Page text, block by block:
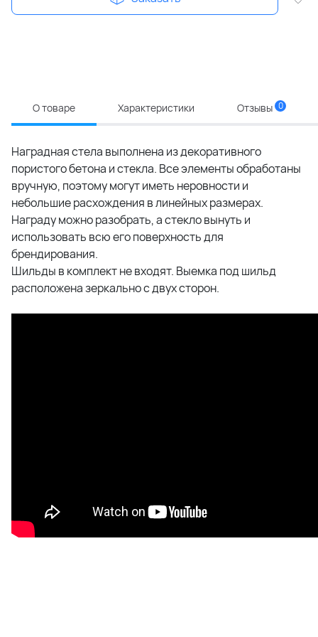
О товаре Характеристики Отзывы 0
Наградная стела выполнена из декоративного
пористого бетона и стекла. Все элементы обработаны
вручную, поэтому могут иметь неровности и
небольшие расхождения в линейных размерах.
Награду можно разобрать, а стекло вынуть и
использовать всю его поверхность для
брендирования.
Шильды в комплект не входят. Выемка под шильд
расположена зеркально с двух сторон.